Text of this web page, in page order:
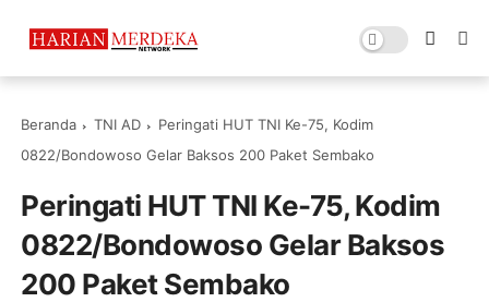
Beranda TNI AD
Peringati HUT TNI Ke-75, Kodim
0822/Bondowoso Gelar Baksos 200 Paket Sembako
Peringati HUT TNI Ke-75, Kodim
0822/Bondowoso Gelar Baksos
200 Paket Sembako